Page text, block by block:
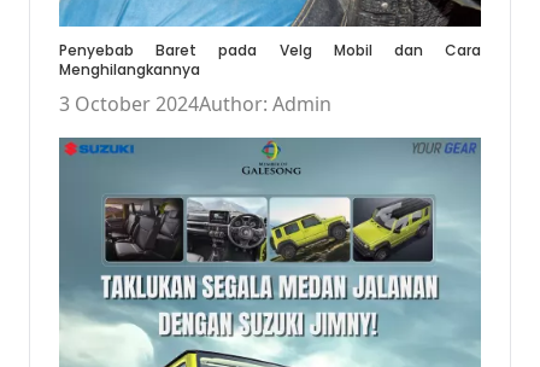
Penyebab Baret pada Velg Mobil dan Cara
Menghilangkannya
3 October 2024Author: Admin